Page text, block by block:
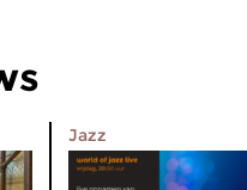
Jazz